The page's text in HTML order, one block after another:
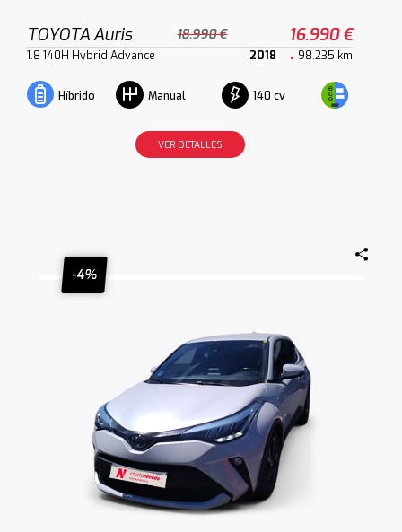
TOYOTA Auris 18.990 € 16.990 €
1.8 140H Hybrid Advance 2018 98.235 km
Híbrido Manual 140 cv
VER DETALLES
-4%